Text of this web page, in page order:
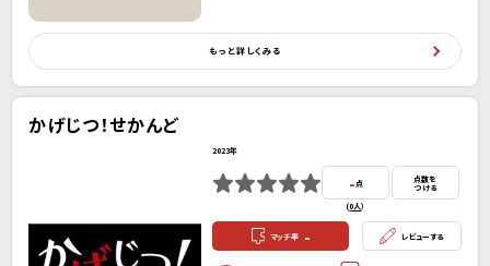
もっと詳しくみる
かげじつ！せかんど
2023年
- 点
(0人）
点数を
つける
マッチ率 - レビューする